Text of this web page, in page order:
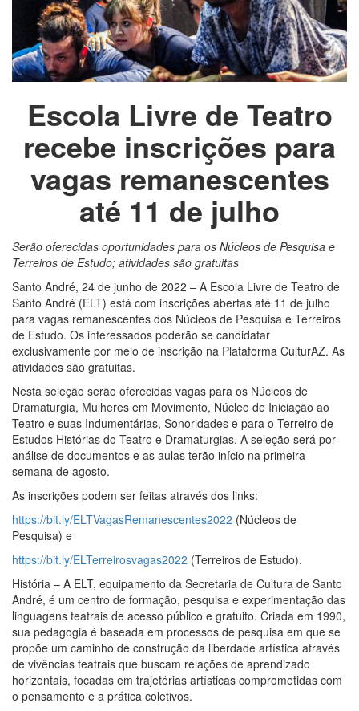
Escola Livre de Teatro
recebe inscrições para
vagas remanescentes
até 11 de julho
Serão oferecidas oportunidades para os Núcleos de Pesquisa e
Terreiros de Estudo; atividades são gratuitas
Santo André, 24 de junho de 2022 – A Escola Livre de Teatro de
Santo André (ELT) está com inscrições abertas até 11 de julho
para vagas remanescentes dos Núcleos de Pesquisa e Terreiros
de Estudo. Os interessados poderão se candidatar
exclusivamente por meio de inscrição na Plataforma CulturAZ. As
atividades são gratuitas.
Nesta seleção serão oferecidas vagas para os Núcleos de
Dramaturgia, Mulheres em Movimento, Núcleo de Iniciação ao
Teatro e suas Indumentárias, Sonoridades e para o Terreiro de
Estudos Histórias do Teatro e Dramaturgias. A seleção será por
análise de documentos e as aulas terão início na primeira
semana de agosto.
As inscrições podem ser feitas através dos links:
https://bit.ly/ELTVagasRemanescentes2022 (Núcleos de
Pesquisa) e
https://bit.ly/ELTerreirosvagas2022 (Terreiros de Estudo).
História – A ELT, equipamento da Secretaria de Cultura de Santo
André, é um centro de formação, pesquisa e experimentação das
linguagens teatrais de acesso público e gratuito. Criada em 1990,
sua pedagogia é baseada em processos de pesquisa em que se
propõe um caminho de construção da liberdade artística através
de vivências teatrais que buscam relações de aprendizado
horizontais, focadas em trajetórias artísticas comprometidas com
o pensamento e a prática coletivos.